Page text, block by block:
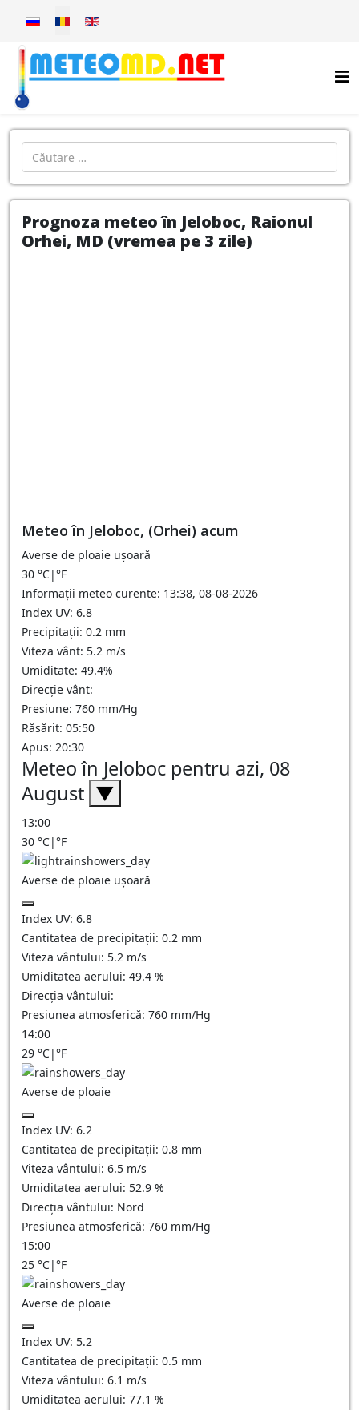
Selectați limba dvs
Introdu localitatea:
Prognoza meteo în Jeloboc, Raionul
Orhei, MD (vremea pe 3 zile)
Meteo în Jeloboc, (Orhei) acum
Averse de ploaie ușoară
30 °C|°F
Informații meteo curente: 13:38, 08-08-2026
Index UV: 6.8
Precipitații: 0.2 mm
Viteza vânt: 5.2 m/s
Umiditate: 49.4%
Direcție vânt:
Presiune: 760 mm/Hg
Răsărit: 05:50
Apus: 20:30
Meteo în Jeloboc pentru azi, 08
August ▼
13:00
30 °C|°F
Averse de ploaie ușoară
Index UV: 6.8
Cantitatea de precipitații: 0.2 mm
Viteza vântului: 5.2 m/s
Umiditatea aerului: 49.4 %
Direcția vântului:
Presiunea atmosferică: 760 mm/Hg
14:00
29 °C|°F
Averse de ploaie
Index UV: 6.2
Cantitatea de precipitații: 0.8 mm
Viteza vântului: 6.5 m/s
Umiditatea aerului: 52.9 %
Direcția vântului: Nord
Presiunea atmosferică: 760 mm/Hg
15:00
25 °C|°F
Averse de ploaie
Index UV: 5.2
Cantitatea de precipitații: 0.5 mm
Viteza vântului: 6.1 m/s
Umiditatea aerului: 77.1 %